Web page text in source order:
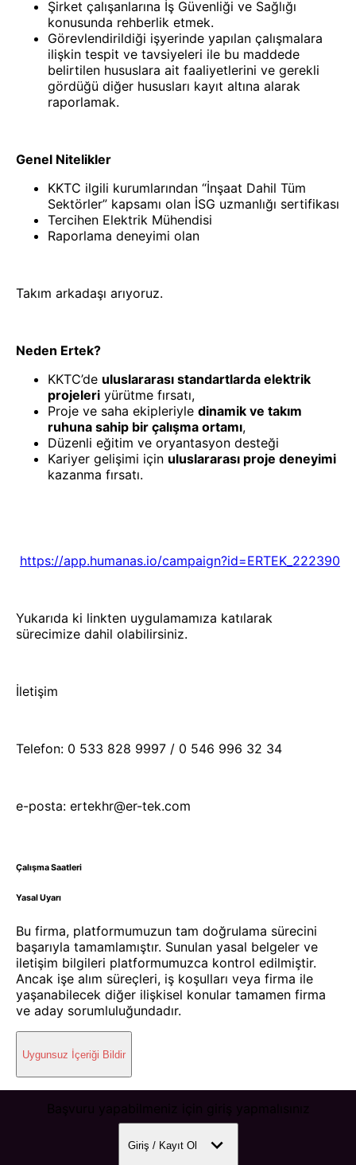
Giriş / Kayıt Ol
Şirket çalışanlarına İş Güvenliği ve Sağlığı
konusunda rehberlik etmek.
Görevlendirildiği işyerinde yapılan çalışmalara
ilişkin tespit ve tavsiyeleri ile bu maddede
belirtilen hususlara ait faaliyetlerini ve gerekli
gördüğü diğer hususları kayıt altına alarak
raporlamak.
Genel Nitelikler
KKTC ilgili kurumlarından “İnşaat Dahil Tüm
Sektörler” kapsamı olan İSG uzmanlığı sertifikası
Tercihen Elektrik Mühendisi
Raporlama deneyimi olan
Takım arkadaşı arıyoruz.
Neden Ertek?
KKTC’de uluslararası standartlarda elektrik
projeleri yürütme fırsatı,
Proje ve saha ekipleriyle dinamik ve takım
ruhuna sahip bir çalışma ortamı,
Düzenli eğitim ve oryantasyon desteği
Kariyer gelişimi için uluslararası proje deneyimi
kazanma fırsatı.
https://app.humanas.io/campaign?id=ERTEK_222390
Yukarıda ki linkten uygulamamıza katılarak
sürecimize dahil olabilirsiniz.
İletişim
Telefon: 0 533 828 9997 / 0 546 996 32 34
e-posta: ertekhr@er-tek.com
Çalışma Saatleri
Yasal Uyarı
Bu firma, platformumuzun tam doğrulama sürecini
başarıyla tamamlamıştır. Sunulan yasal belgeler ve
iletişim bilgileri platformumuzca kontrol edilmiştir.
Ancak işe alım süreçleri, iş koşulları veya firma ile
yaşanabilecek diğer ilişkisel konular tamamen firma
ve aday sorumluluğundadır.
Uygunsuz İçeriği Bildir